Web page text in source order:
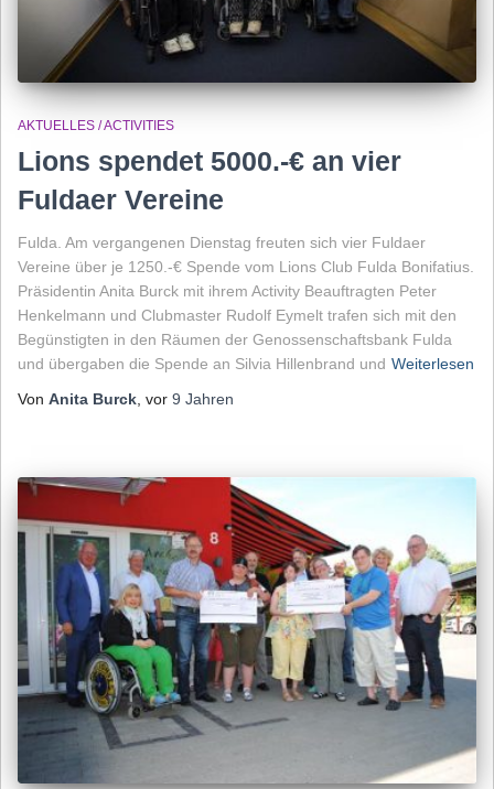
AKTUELLES / ACTIVITIES
Lions spendet 5000.-€ an vier
Fuldaer Vereine
Fulda. Am vergangenen Dienstag freuten sich vier Fuldaer
Vereine über je 1250.-€ Spende vom Lions Club Fulda Bonifatius.
Präsidentin Anita Burck mit ihrem Activity Beauftragten Peter
Henkelmann und Clubmaster Rudolf Eymelt trafen sich mit den
Begünstigten in den Räumen der Genossenschaftsbank Fulda
und übergaben die Spende an Silvia Hillenbrand und Weiterlesen
Von Anita Burck, vor 9 Jahren